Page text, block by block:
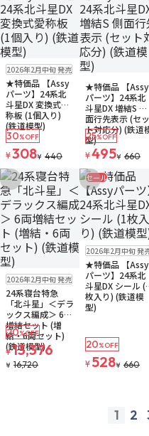
販売中残りわずか
ゆうパケット
2026年2月中旬 発売
★特価品 【Assy
パーツ】24系北
斗星DX 変換式愛
称板 (1個入り)
(鉄道模型)
30%OFF
¥308¥ 440
ゆうパケット
★特価品 【Assy
パーツ】24系北
斗星DX 増結S 側
面行先表示 (セッ
ト対応分) (鉄道
型)
25%OFF
¥495¥ 660
お気に入りに追加
再入荷販売中残り3個
2026年2月中旬 発売
24系寝台特急
「北斗星」＜デラ
ックス編成＞ 6両
増結セット (増
結・6両セット)
(鉄道模型)
20%OFF
¥13,376
¥ 16,720
セール
お気に入り
販売中残り1個
ゆうパケット
2026年2月中旬 発
★特価品 【Assy
パーツ】24系北
斗星DX シール (1
枚入り) (鉄道模
型)
20%OFF
¥ 528¥ 660
1 2